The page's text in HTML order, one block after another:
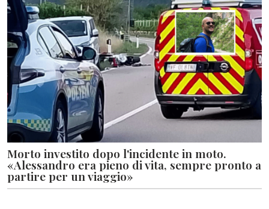
Morto investito dopo l'incidente in moto.
«Alessandro era pieno di vita, sempre pronto a
partire per un viaggio»